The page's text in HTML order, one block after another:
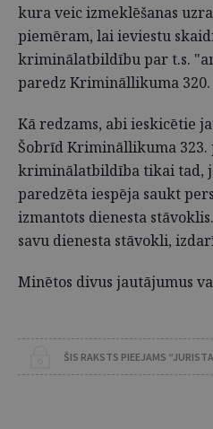
kura veic izmeklēšanas
piemēram, lai ieviestu
kriminālatbildību par t.s.
paredz Krimināllikuma
Kā redzams, abi ieskicētie
Šobrīd Krimināllikuma 323.
kriminālatbildība tikai tad,
paredzēta iespēja saukt
izmantots dienesta
savu dienesta stāvokli,
Minētos divus jautājumus
ŠIS RAKSTS PIEEJAMS